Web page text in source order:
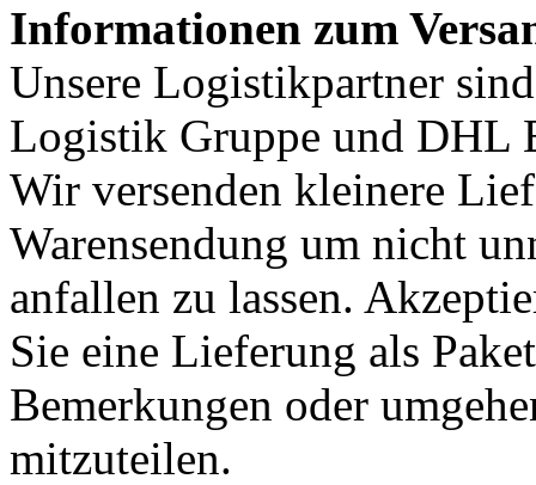
Informationen zum
Unsere Logistikpartner
Logistik Gruppe und DHL
Wir versenden kleinere
Warensendung um nicht
anfallen zu lassen.
Sie eine Lieferung als
Bemerkungen oder
mitzuteilen.